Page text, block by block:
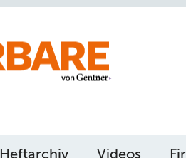
Heftarchiv Videos